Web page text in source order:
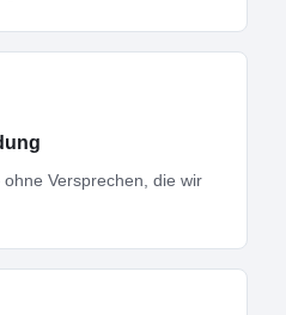
Versprechen, die wir